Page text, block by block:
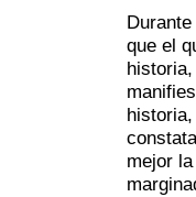
que el
mejor